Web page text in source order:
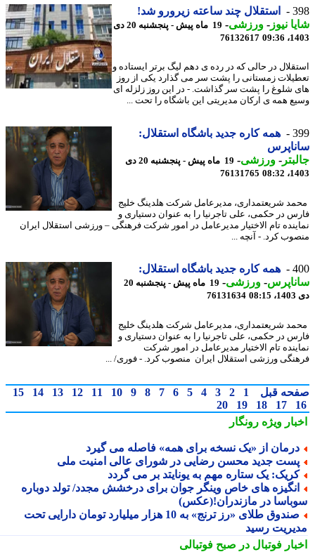
استقلال چند ساعته زیرورو شد!
نیوز-ورزشی-
19 ماه پیش - پنجشنبه 20 دی
76132617
در حالی که در رده ی دهم لیگ برتر ایستاده و
زمستانی را پشت سر می گذارد یکی از روز
شلوغ را پشت سر گذاشت. - در این روز زلزله ای
همه ی ارکان مدیریتی این باشگاه را تحت ...
همه کاره جدید باشگاه استقلال:
-ورزشی-
19 ماه پیش - پنجشنبه 20 دی
76131765
شریعتمداری، مدیرعامل شرکت هلدینگ خلیج
در حکمی، علی تاجرنیا را به عنوان دستیاری و
تام الاختیار مدیرعامل در امور شرکت فرهنگی – ورزشی استقلال ایران
کرد. - آنچه ...
همه کاره جدید باشگاه استقلال:
-ورزشی-
19 ماه پیش - پنجشنبه 20
76131634
شریعتمداری، مدیرعامل شرکت هلدینگ خلیج
در حکمی، علی تاجرنیا را به عنوان دستیاری و
تام الاختیار مدیرعامل در امور شرکت
ورزشی استقلال ایران منصوب کرد. - فوری/ ...
قبل 1
2
3
4
5
6
7
8
9
10
11
12
13
14
15
17
18
19
20
ویژهرونگار
از «یک نسخه برای همه» فاصله می گیرد
جدید محسن رضایی در شورای عالی امنیت ملی
یک ستاره مهم به یونایتد بر می گردد
های خاص وینگر جوان برای درخشش مجدد/ تولد دوباره
در مازندران!(عکس)
صندوق طلای «رز ترنج» به 10 هزار میلیارد تومان دارایی تحت
رسید
فوتبال در صبح فوتبالی